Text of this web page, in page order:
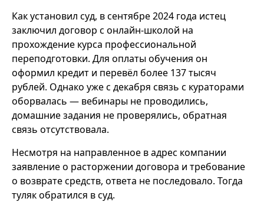
Как установил суд, в сентябре 2024 года истец
заключил договор с онлайн-школой на
прохождение курса профессиональной
переподготовки. Для оплаты обучения он
оформил кредит и перевёл более 137 тысяч
рублей. Однако уже с декабря связь с кураторами
оборвалась — вебинары не проводились,
домашние задания не проверялись, обратная
связь отсутствовала.
Несмотря на направленное в адрес компании
заявление о расторжении договора и требование
о возврате средств, ответа не последовало. Тогда
туляк обратился в суд.